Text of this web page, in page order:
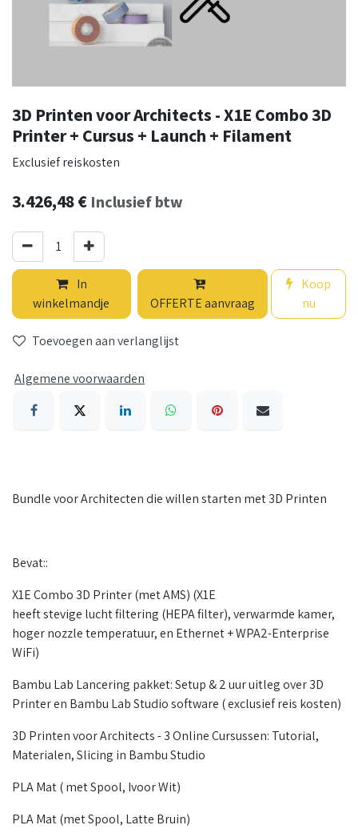
3D Printen voor Architects - X1E Combo 3D
Printer + Cursus + Launch + Filament
Exclusief reiskosten
3.426,48€ Inclusief btw
In
winkelmandje
OFFERTE aanvraag
Koop
nu
Toevoegen aan verlanglijst
Algemene voorwaarden
Bundle voor Architecten die willen starten met 3D Printen
Bevat::
X1E Combo 3D Printer (met AMS) (X1E
heeft stevige lucht filtering (HEPA filter), verwarmde kamer,
hoger nozzle temperatuur, en Ethernet + WPA2-Enterprise
WiFi)
Bambu Lab Lancering pakket: Setup & 2 uur uitleg over 3D
Printer en Bambu Lab Studio software ( exclusief reis kosten)
3D Printen voor Architects - 3 Online Cursussen: Tutorial,
Materialen, Slicing in Bambu Studio
PLA Mat ( met Spool, Ivoor Wit)
PLA Mat (met Spool, Latte Bruin)